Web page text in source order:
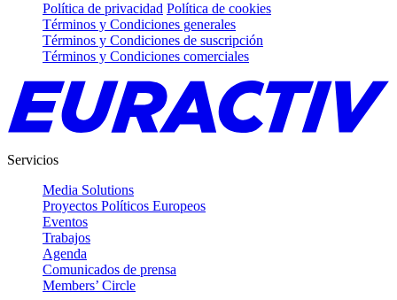
Política de privacidad Política de cookies
Términos y Condiciones generales
Términos y Condiciones de suscripción
Términos y Condiciones comerciales
Servicios
Media Solutions
Proyectos Políticos Europeos
Eventos
Trabajos
Agenda
Comunicados de prensa
Members’ Circle